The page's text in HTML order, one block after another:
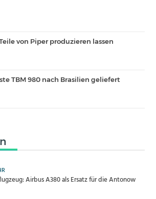
von Piper produzieren lassen
TBM 980 nach Brasilien geliefert
Airbus A380 als Ersatz für die Antonow